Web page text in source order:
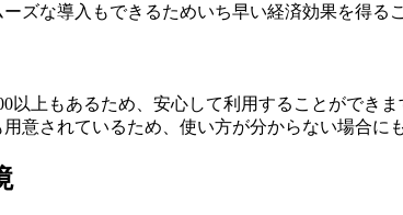
ズな導入もできるためいち早い経済効果を得る
以上もあるため、安心して利用することができま
意されているため、使い方が分からない場合に